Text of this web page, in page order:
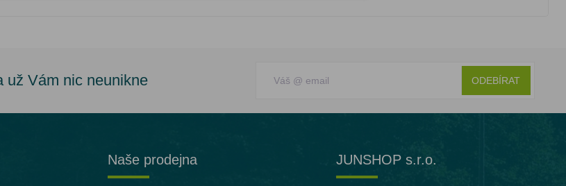
už Vám nic neunikne ODEBÍRAT
Naše prodejna JUNSHOP s.r.o.